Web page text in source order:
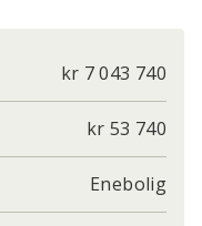
kr 7 043 740
kr 53 740
Enebolig